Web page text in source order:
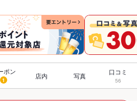
ポン
1 店内 写真 口コミ
56